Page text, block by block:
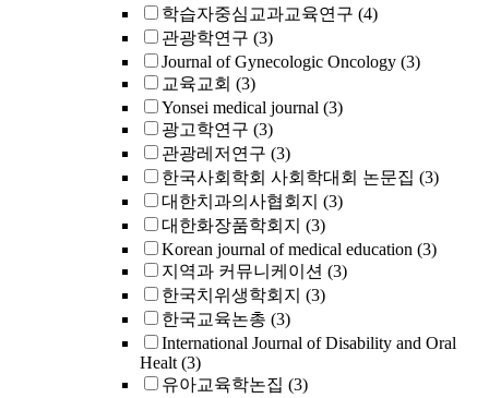
학습자중심교과교육연구 (4)
관광학연구 (3)
Journal of Gynecologic Oncology (3)
교육교회 (3)
Yonsei medical journal (3)
광고학연구 (3)
관광레저연구 (3)
한국사회학회 사회학대회 논문집 (3)
대한치과의사협회지 (3)
대한화장품학회지 (3)
Korean journal of medical education (3)
지역과 커뮤니케이션 (3)
한국치위생학회지 (3)
한국교육논총 (3)
International Journal of Disability and Oral
Healt (3)
유아교육학논집 (3)